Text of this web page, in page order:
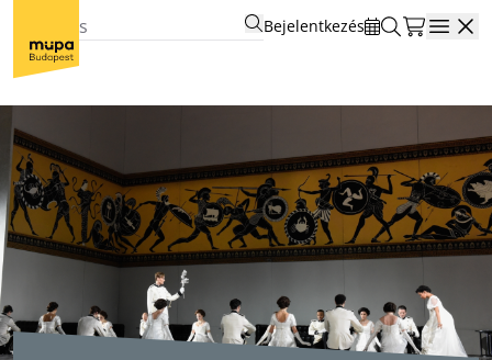
Bejelentkezés